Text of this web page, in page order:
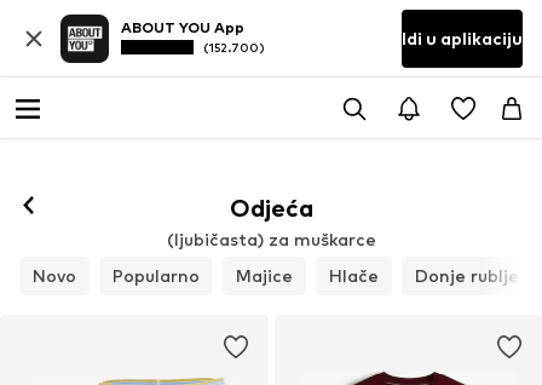
ABOUT YOU App
(152.700) Idi u aplikaciju
Odjeća
(ljubičasta) za muškarce
Novo
Popularno Majice Hlače Donje rublje